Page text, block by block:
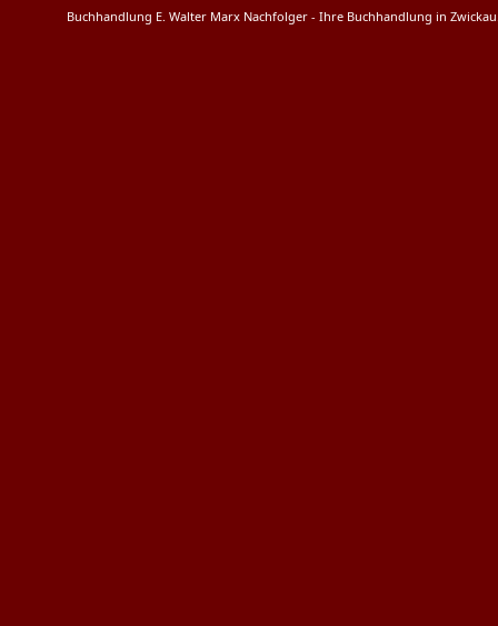
Buchhandlung E. Walter Marx Nachfolger - Ihre Buchhandlung in